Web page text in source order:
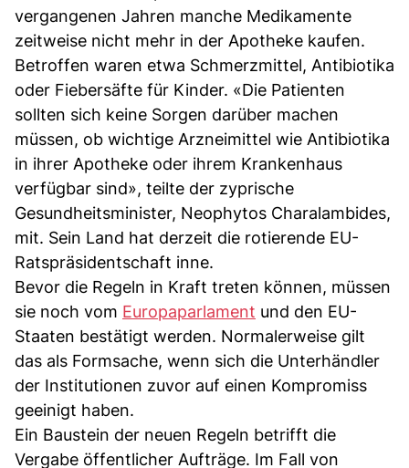
vergangenen Jahren manche Medikamente
zeitweise nicht mehr in der Apotheke kaufen.
Betroffen waren etwa Schmerzmittel, Antibiotika
oder Fiebersäfte für Kinder. «Die Patienten
sollten sich keine Sorgen darüber machen
müssen, ob wichtige Arzneimittel wie Antibiotika
in ihrer Apotheke oder ihrem Krankenhaus
verfügbar sind», teilte der zyprische
Gesundheitsminister, Neophytos Charalambides,
mit. Sein Land hat derzeit die rotierende EU-
Ratspräsidentschaft inne.
Bevor die Regeln in Kraft treten können, müssen
sie noch vom Europaparlament und den EU-
Staaten bestätigt werden. Normalerweise gilt
das als Formsache, wenn sich die Unterhändler
der Institutionen zuvor auf einen Kompromiss
geeinigt haben.
Ein Baustein der neuen Regeln betrifft die
Vergabe öffentlicher Aufträge. Im Fall von